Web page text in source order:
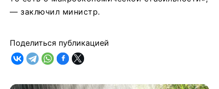
— заключил министр.
Поделиться публикацией